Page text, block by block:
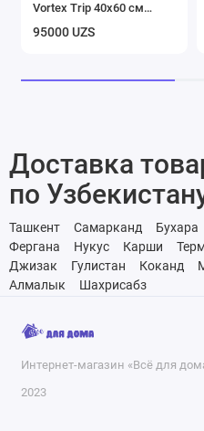
Vortex Trip 40х60 см
черный
95000 UZS
Доставка
по
Ташкент Самарканд Бухара
Фергана
Нукус Карши
Джизак
Гулистан Коканд
Алмалык
Шахрисабз
Интернет-магазин «Всё для
2023